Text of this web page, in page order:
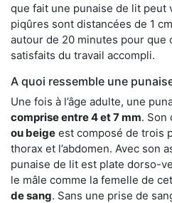
que fait une punaise de lit peut
piqûres sont distancées de 1
autour de 20 minutes pour que
satisfaits du travail accompli.
A quoi ressemble une
Une fois à l’âge adulte, une
comprise entre 4 et 7 mm. Son
ou beige est composé de trois
thorax et l’abdomen. Avec son
punaise de lit est plate dorso-
le mâle comme la femelle de
de sang. Sans une prise de